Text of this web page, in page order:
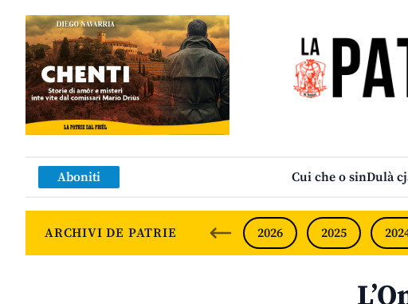
Aboniti Cui che o sinDulà
ARCHIVI DE PATRIE 2026 2025